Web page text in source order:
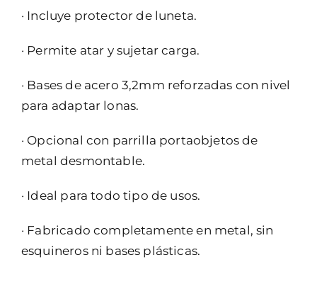
· Incluye protector de luneta.
· Permite atar y sujetar carga.
· Bases de acero 3,2mm reforzadas con nivel
para adaptar lonas.
· Opcional con parrilla portaobjetos de
metal desmontable.
· Ideal para todo tipo de usos.
· Fabricado completamente en metal, sin
esquineros ni bases plásticas.